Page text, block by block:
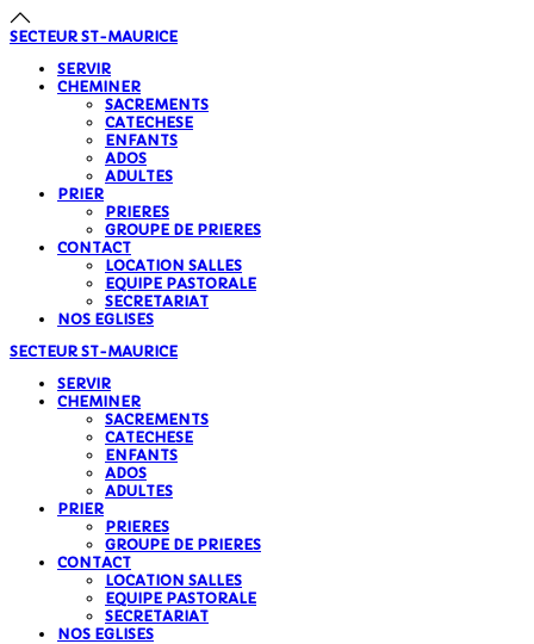
SECTEUR ST-MAURICE
SERVIR
CHEMINER
SACREMENTS
CATECHESE
ENFANTS
ADOS
ADULTES
PRIER
PRIERES
GROUPE DE PRIERES
CONTACT
LOCATION SALLES
EQUIPE PASTORALE
SECRETARIAT
NOS EGLISES
SECTEUR ST-MAURICE
SERVIR
CHEMINER
SACREMENTS
CATECHESE
ENFANTS
ADOS
ADULTES
PRIER
PRIERES
GROUPE DE PRIERES
CONTACT
LOCATION SALLES
EQUIPE PASTORALE
SECRETARIAT
NOS EGLISES